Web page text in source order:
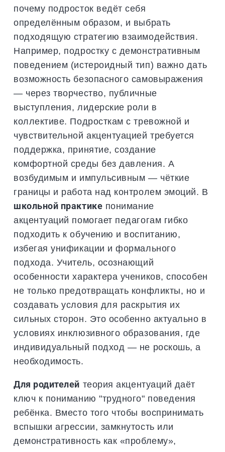
почему подросток ведёт себя
определённым образом, и выбрать
подходящую стратегию взаимодействия.
Например, подростку с демонстративным
поведением (истероидный тип) важно дать
возможность безопасного самовыражения
— через творчество, публичные
выступления, лидерские роли в
коллективе. Подросткам с тревожной и
чувствительной акцентуацией требуется
поддержка, принятие, создание
комфортной среды без давления. А
возбудимым и импульсивным — чёткие
границы и работа над контролем эмоций. В
школьной практике понимание
акцентуаций помогает педагогам гибко
подходить к обучению и воспитанию,
избегая унификации и формального
подхода. Учитель, осознающий
особенности характера учеников, способен
не только предотвращать конфликты, но и
создавать условия для раскрытия их
сильных сторон. Это особенно актуально в
условиях инклюзивного образования, где
индивидуальный подход — не роскошь, а
необходимость.
Для родителей теория акцентуаций даёт
ключ к пониманию "трудного" поведения
ребёнка. Вместо того чтобы воспринимать
вспышки агрессии, замкнутость или
демонстративность как «проблему»,